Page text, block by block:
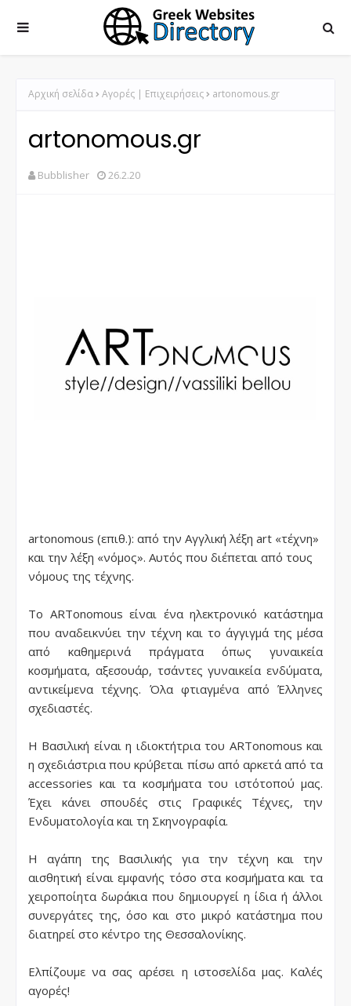
Αρχική σελίδα Αγορές | Επιχειρήσεις artonomous.gr
artonomous.gr
Bubblisher 26.2.20
artonomous (επιθ.): από την Αγγλική λέξη art «τέχνη»
και την λέξη «νόμος». Αυτός που διέπεται από τους
νόμους της τέχνης.
Το ARTonomous είναι ένα ηλεκτρονικό κατάστημα
που αναδεικνύει την τέχνη και το άγγιγμά της μέσα
από καθημερινά πράγματα όπως γυναικεία
κοσμήματα, αξεσουάρ, τσάντες γυναικεία ενδύματα,
αντικείμενα τέχνης. Όλα φτιαγμένα από Έλληνες
σχεδιαστές.
Η Βασιλική είναι η ιδιοκτήτρια του ARTonomous και
η σχεδιάστρια που κρύβεται πίσω από αρκετά από τα
accessories και τα κοσμήματα του ιστότοπού μας.
Έχει κάνει σπουδές στις Γραφικές Τέχνες, την
Ενδυματολογία και τη Σκηνογραφία.
Η αγάπη της Βασιλικής για την τέχνη και την
αισθητική είναι εμφανής τόσο στα κοσμήματα και τα
χειροποίητα δωράκια που δημιουργεί η ίδια ή άλλοι
συνεργάτες της, όσο και στο μικρό κατάστημα που
διατηρεί στο κέντρο της Θεσσαλονίκης.
Ελπίζουμε να σας αρέσει η ιστοσελίδα μας. Καλές
αγορές!